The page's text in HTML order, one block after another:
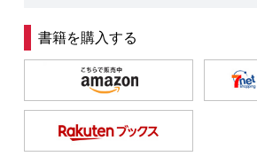
書籍を購入する